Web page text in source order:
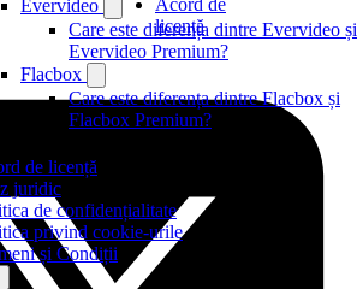
Evervideo
Care este diferența dintre Evervideo și
Evervideo Premium?
Flacbox
Care este diferența dintre Flacbox și
Flacbox Premium?
de licență
juridic
de confidențialitate
privind cookie-urile
și Condiții
licență